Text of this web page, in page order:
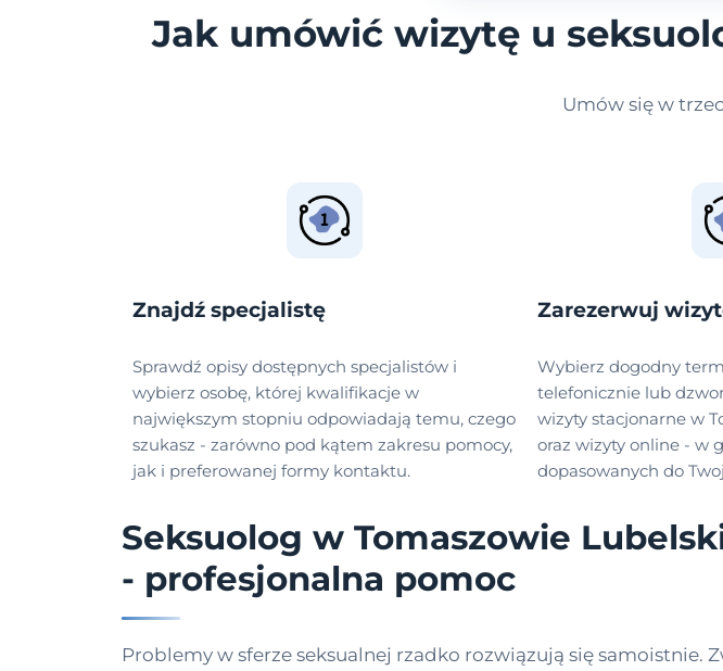
mogę obiecać,
Jak umówić wizytę u
Umów się w
Znajdź specjalistę
Sprawdź opisy dostępnych specjalistów i
wybierz osobę, której kwalifikacje w
największym stopniu odpowiadają temu, czego
szukasz - zarówno pod kątem zakresu pomocy,
jak i preferowanej formy kontaktu.
Zarezerwuj
Wybierz dogodny
telefonicznie lub
wizyty stacjonarne w
oraz wizyty online - w
dopasowanych do
Seksuolog w Tomaszowie
- profesjonalna pomoc
Problemy w sferze seksualnej rzadko rozwiązują się samoistnie.